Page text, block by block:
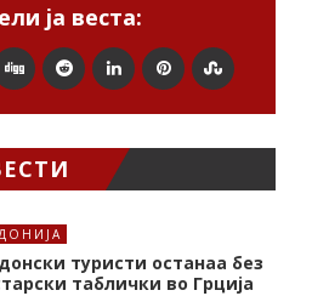
ја веста:
туристи останаа без
таблички во Грција